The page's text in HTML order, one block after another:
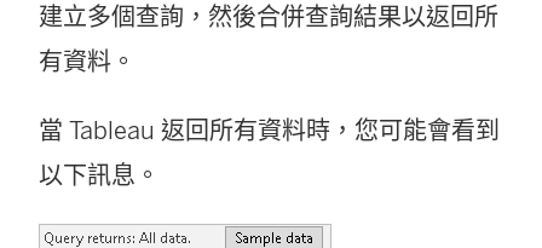
建立多個查詢，然後合併查詢結果以返回所
有資料。
當 Tableau 返回所有資料時，您可能會看到
以下訊息。